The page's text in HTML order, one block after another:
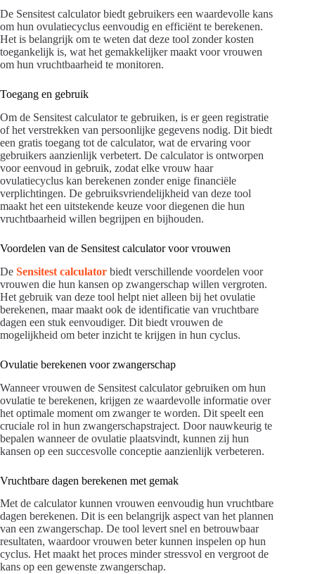
De Sensitest calculator biedt gebruikers een waardevolle kans
om hun ovulatiecyclus eenvoudig en efficiënt te berekenen.
Het is belangrijk om te weten dat deze tool zonder kosten
toegankelijk is, wat het gemakkelijker maakt voor vrouwen
om hun vruchtbaarheid te monitoren.
Toegang en gebruik
Om de Sensitest calculator te gebruiken, is er geen registratie
of het verstrekken van persoonlijke gegevens nodig. Dit biedt
een gratis toegang tot de calculator, wat de ervaring voor
gebruikers aanzienlijk verbetert. De calculator is ontworpen
voor eenvoud in gebruik, zodat elke vrouw haar
ovulatiecyclus kan berekenen zonder enige financiële
verplichtingen. De gebruiksvriendelijkheid van deze tool
maakt het een uitstekende keuze voor diegenen die hun
vruchtbaarheid willen begrijpen en bijhouden.
Voordelen van de Sensitest calculator voor vrouwen
De Sensitest calculator biedt verschillende voordelen voor
vrouwen die hun kansen op zwangerschap willen vergroten.
Het gebruik van deze tool helpt niet alleen bij het ovulatie
berekenen, maar maakt ook de identificatie van vruchtbare
dagen een stuk eenvoudiger. Dit biedt vrouwen de
mogelijkheid om beter inzicht te krijgen in hun cyclus.
Ovulatie berekenen voor zwangerschap
Wanneer vrouwen de Sensitest calculator gebruiken om hun
ovulatie te berekenen, krijgen ze waardevolle informatie over
het optimale moment om zwanger te worden. Dit speelt een
cruciale rol in hun zwangerschapstraject. Door nauwkeurig te
bepalen wanneer de ovulatie plaatsvindt, kunnen zij hun
kansen op een succesvolle conceptie aanzienlijk verbeteren.
Vruchtbare dagen berekenen met gemak
Met de calculator kunnen vrouwen eenvoudig hun vruchtbare
dagen berekenen. Dit is een belangrijk aspect van het plannen
van een zwangerschap. De tool levert snel en betrouwbaar
resultaten, waardoor vrouwen beter kunnen inspelen op hun
cyclus. Het maakt het proces minder stressvol en vergroot de
kans op een gewenste zwangerschap.